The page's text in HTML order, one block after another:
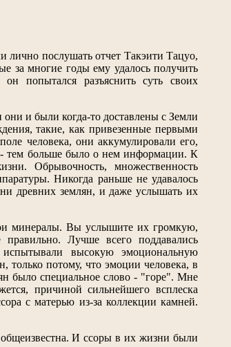
послушать отчет Такэити Тацуо,
за многие годы ему удалось получить
попытался разъяснить суть своих
и были когда-то доставлены с Земли
такие, как привезенные первыми
человека, они аккумулировали его,
- тем больше было о нем информации. К
Обрывочность, множественность
Никогда раньше не удавалось
древних землян, и даже услышать их
минералы. Вы услышите их громкую,
Лучше всего поддавались
высокую эмоциональную
только потому, что эмоции человека, в
было специальное слово - "горе". Мне
причиной сильнейшего всплеска
с матерью из-за коллекции камней.
И ссоры в их жизни были